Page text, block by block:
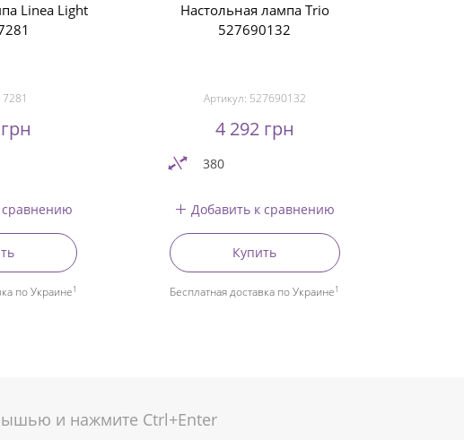
Linea Light
7281
сравнению
по Украине1
Настольная лампа Trio
527690132
Артикул: 527690132
4 292 грн
380
Добавить к сравнению
Купить
Бесплатная доставка по Украине1
и нажмите Ctrl+Enter